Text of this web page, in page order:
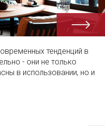
тенденций в
- они не только
в использовании, но и